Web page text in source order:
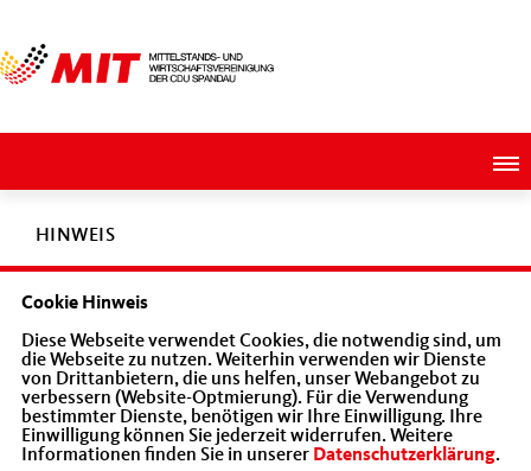
HINWEIS
Angebot nicht.
Cookie Hinweis
Diese Webseite verwendet Cookies, die notwendig sind, um
die Webseite zu nutzen. Weiterhin verwenden wir Dienste
von Drittanbietern, die uns helfen, unser Webangebot zu
verbessern (Website-Optmierung). Für die Verwendung
bestimmter Dienste, benötigen wir Ihre Einwilligung. Ihre
Einwilligung können Sie jederzeit widerrufen. Weitere
Informationen finden Sie in unserer Datenschutzerklärung.